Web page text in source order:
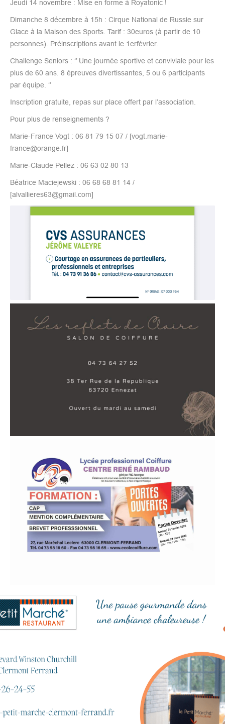
Jeudi 14 novembre : Mise en forme à Royatonic !
Dimanche 8 décembre à 15h : Cirque National de Russie sur
Glace à la Maison des Sports. Tarif : 30euros (à partir de 10
personnes). Préinscriptions avant le 1erfévrier.
Challenge Seniors : ‘’ Une journée sportive et conviviale pour les
plus de 60 ans. 8 épreuves divertissantes, 5 ou 6 participants
par équipe. ‘’
Inscription gratuite, repas sur place offert par l’association.
Pour plus de renseignements ?
Marie-France Vogt : 06 81 79 15 07 / [vogt.marie-
france@orange.fr]
Marie-Claude Pellez : 06 63 02 80 13
Béatrice Maciejewski : 06 68 68 81 14 /
[alvallieres63@gmail.com]